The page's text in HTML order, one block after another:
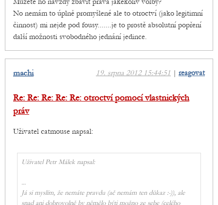
No nemám to úplně promyšlené ale to otroctví (jako legitimní
činnost) mi nejde pod fousy.......je to prostě absolutní popření
další možnosti svobodného jednání jedince.
19. srpna 2012 15:44:51 | reagovat
machi
Re: Re: Re: Re: Re: otroctví pomocí vlastnických
práv
Uživatel catmouse napsal:
Uživatel Petr Málek napsal:
...
Já si myslím, že nemáte pravdu (ač nemám ten důkaz :-)), ale
snad ani dobrovolně by němělo býti možno ze sebe (celého